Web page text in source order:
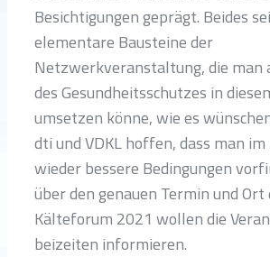
Besichtigungen geprägt. Beides
elementare Bausteine der
Netzwerkveranstaltung, die man
des Gesundheitsschutzes in
umsetzen könne, wie es
dti und VDKL hoffen, dass man
wieder bessere Bedingungen
über den genauen Termin und Ort
Kälteforum 2021 wollen die
beizeiten informieren.